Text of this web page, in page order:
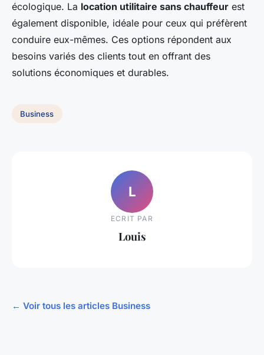
écologique. La location utilitaire sans chauffeur est
également disponible, idéale pour ceux qui préfèrent
conduire eux-mêmes. Ces options répondent aux
besoins variés des clients tout en offrant des
solutions économiques et durables.
Business
L
ECRIT PAR
Louis
← Voir tous les articles Business